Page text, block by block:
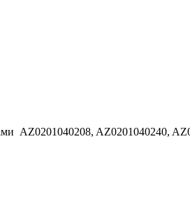
AZ0201040208, AZ0201040240,